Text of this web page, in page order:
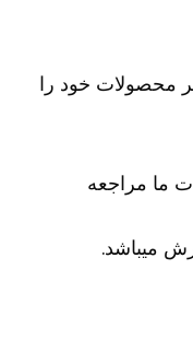
خود را
مراجعه